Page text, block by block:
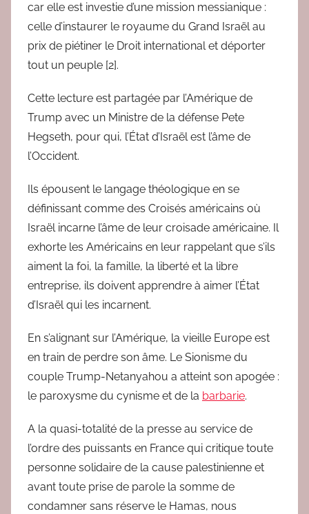
car elle est investie d’une mission messianique :
celle d’instaurer le royaume du Grand Israël au
prix de piétiner le Droit international et déporter
tout un peuple [2].
Cette lecture est partagée par l’Amérique de
Trump avec un Ministre de la défense Pete
Hegseth, pour qui, l’État d’Israël est l’âme de
l’Occident.
Ils épousent le langage théologique en se
définissant comme des Croisés américains où
Israël incarne l’âme de leur croisade américaine. Il
exhorte les Américains en leur rappelant que s’ils
aiment la foi, la famille, la liberté et la libre
entreprise, ils doivent apprendre à aimer l’État
d’Israël qui les incarnent.
En s’alignant sur l’Amérique, la vieille Europe est
en train de perdre son âme. Le Sionisme du
couple Trump-Netanyahou a atteint son apogée :
le paroxysme du cynisme et de la barbarie.
A la quasi-totalité de la presse au service de
l’ordre des puissants en France qui critique toute
personne solidaire de la cause palestinienne et
avant toute prise de parole la somme de
condamner sans réserve le Hamas, nous